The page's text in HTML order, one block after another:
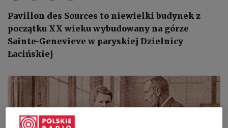
Pavillon des Sources to niewielki budynek z
początku XX wieku wybudowany na górze
Sainte-Genevieve w paryskiej Dzielnicy
Łacińskiej